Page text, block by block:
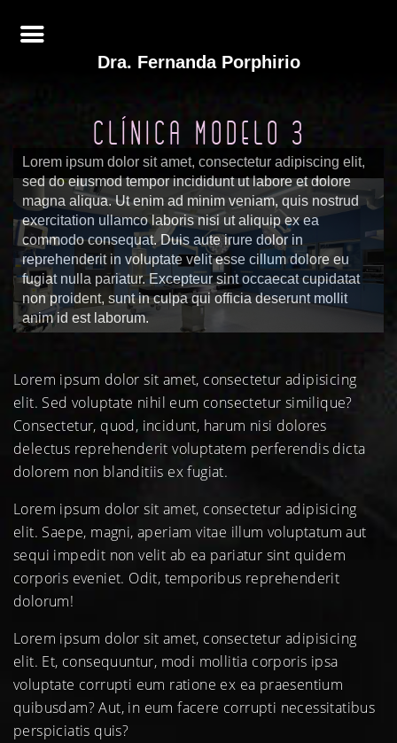
CLÍNICA MODELO 3
Lorem ipsum dolor sit amet, consectetur adipiscing elit,
sed do eiusmod tempor incididunt ut labore et dolore
magna aliqua. Ut enim ad minim veniam, quis nostrud
exercitation ullamco laboris nisi ut aliquip ex ea
commodo consequat. Duis aute irure dolor in
reprehenderit in voluptate velit esse cillum dolore eu
fugiat nulla pariatur. Excepteur sint occaecat cupidatat
non proident, sunt in culpa qui officia deserunt mollit
anim id est laborum.
Lorem ipsum dolor sit amet, consectetur adipisicing
elit. Sed voluptate nihil eum consectetur similique?
Consectetur, quod, incidunt, harum nisi dolores
delectus reprehenderit voluptatem perferendis dicta
dolorem non blanditiis ex fugiat.
Lorem ipsum dolor sit amet, consectetur adipisicing
elit. Saepe, magni, aperiam vitae illum voluptatum aut
sequi impedit non velit ab ea pariatur sint quidem
corporis eveniet. Odit, temporibus reprehenderit
dolorum!
Lorem ipsum dolor sit amet, consectetur adipisicing
elit. Et, consequuntur, modi mollitia corporis ipsa
voluptate corrupti eum ratione ex ea praesentium
quibusdam? Aut, in eum facere corrupti necessitatibus
perspiciatis quis?
Dra. Fernanda Porphirio